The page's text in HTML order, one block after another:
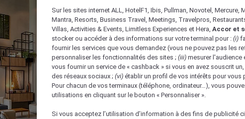
Sur les sites internet ALL, HotelF1, Ibis, Pullman, Novotel, Mercure,
Mantra, Resorts, Business Travel, Meetings, Travelpros,
Villas, Activities & Events, Limitless Experiences et Hera, Accor et
stocker ou accéder à des informations sur votre terminal pour : (i)
fournir les services que vous demandez (vous ne pouvez pas les
personnaliser les fonctionnalités des sites ; (iii) mesurer l'audience
vous fournir un service de « cashback » si vous en avez souscrit un,
des réseaux sociaux ; (vi) établir un profil de vos intérêts pour
Pour chacun de vos terminaux (téléphone, ordinateur…), vous
utilisations en cliquant sur le bouton « Personnaliser ».
Si vous acceptez l’utilisation d’information à des fins de publicité